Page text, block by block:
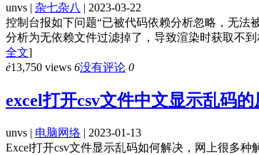
unvs | 杂七杂八 | 2023-03-22
控制台报如下问题“已被代码依赖分析忽略，无法
分析为无依赖文件过滤掉了，导致渲染时获取不
全文]
ė13,750 views 6没有评论 0
excel打开csv文件中文显示乱码
unvs | 电脑网络 | 2023-01-13
Excel打开csv文件显示乱码如何解决，网上很多